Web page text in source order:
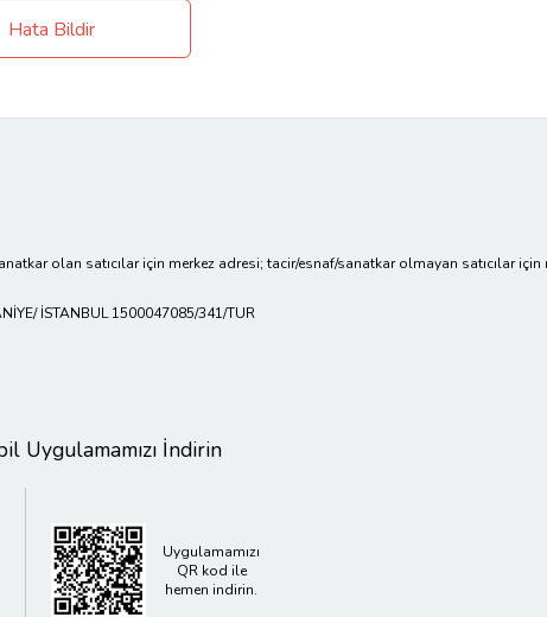
Hata Bildir
olan satıcılar için merkez adresi; tacir/esnaf/sanatkar olmayan satıcılar için
İSTANBUL 1500047085/341/TUR
Uygulamamızı İndirin
Uygulamamızı
QR kod ile
hemen indirin.